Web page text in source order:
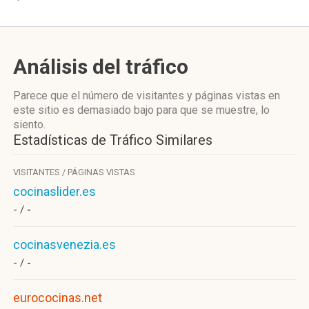
Análisis del tráfico
Parece que el número de visitantes y páginas vistas en
este sitio es demasiado bajo para que se muestre, lo
siento.
Estadísticas de Tráfico Similares
VISITANTES / PÁGINAS VISTAS
cocinaslider.es
- / -
cocinasvenezia.es
- / -
eurococinas.net